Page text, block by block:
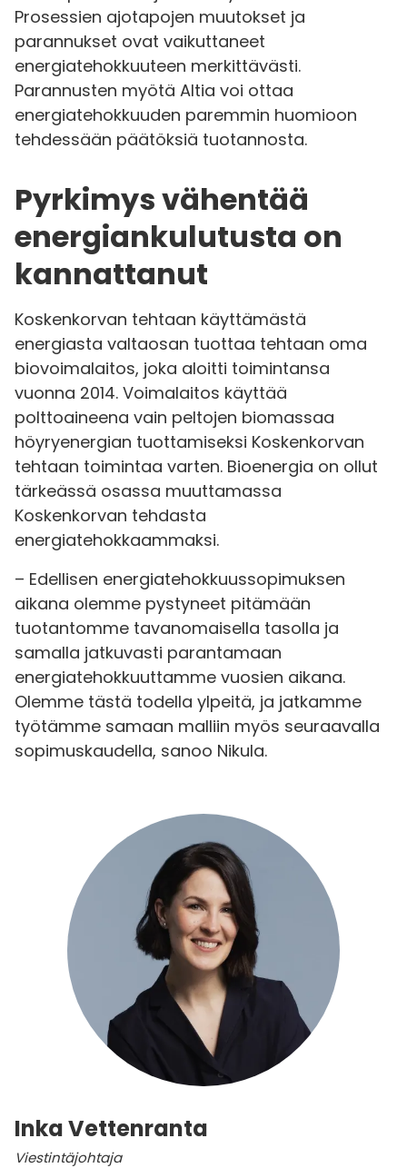
Prosessien ajotapojen muutokset ja
parannukset ovat vaikuttaneet
energiatehokkuuteen merkittävästi.
Parannusten myötä Altia voi ottaa
energiatehokkuuden paremmin huomioon
tehdessään päätöksiä tuotannosta.
Pyrkimys vähentää
energiankulutusta on
kannattanut
Koskenkorvan tehtaan käyttämästä
energiasta valtaosan tuottaa tehtaan oma
biovoimalaitos, joka aloitti toimintansa
vuonna 2014. Voimalaitos käyttää
polttoaineena vain peltojen biomassaa
höyryenergian tuottamiseksi Koskenkorvan
tehtaan toimintaa varten. Bioenergia on ollut
tärkeässä osassa muuttamassa
Koskenkorvan tehdasta
energiatehokkaammaksi.
– Edellisen energiatehokkuussopimuksen
aikana olemme pystyneet pitämään
tuotantomme tavanomaisella tasolla ja
samalla jatkuvasti parantamaan
energiatehokkuuttamme vuosien aikana.
Olemme tästä todella ylpeitä, ja jatkamme
työtämme samaan malliin myös seuraavalla
sopimuskaudella, sanoo Nikula.
Inka Vettenranta
Viestintäjohtaja